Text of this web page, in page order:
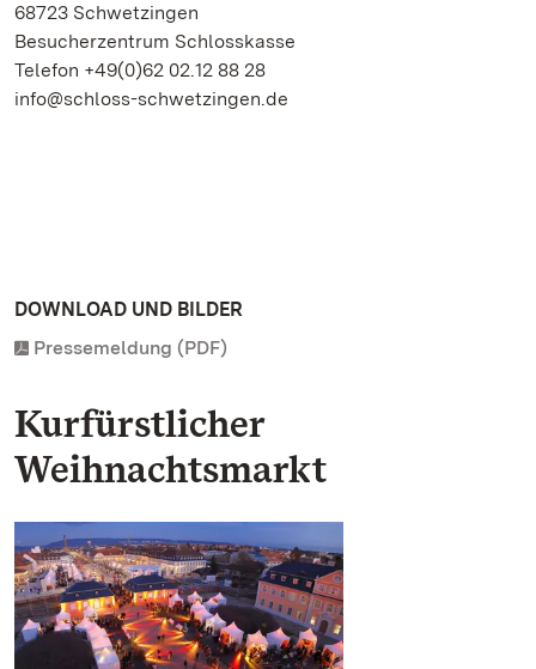
68723 Schwetzingen
Besucherzentrum Schlosskasse
Telefon +49(0)62 02.12 88 28
info@schloss-schwetzingen.de
DOWNLOAD UND BILDER
Pressemeldung (PDF)
Kurfürstlicher
Weihnachtsmarkt